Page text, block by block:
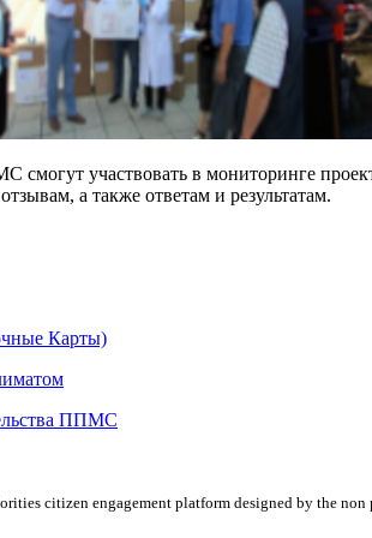
участвовать в мониторинге
а также ответам и результатам.
Карты)
ППМС
citizen engagement platform designed by the